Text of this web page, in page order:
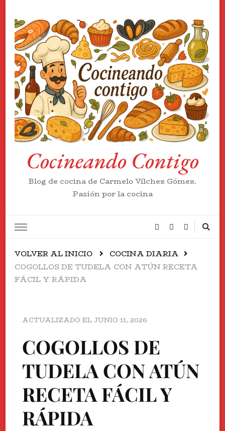
Cocineando Contigo
Blog de cocina de Carmelo Vílchez Gómez.
Pasión por la cocina
VOLVER AL INICIO
COCINA DIARIA
COGOLLOS DE TUDELA CON ATÚN RECETA
FÁCIL Y RÁPIDA
ACTUALIZADO EL JUNIO 11, 2026
COGOLLOS DE
TUDELA CON ATÚN
RECETA FÁCIL Y
RÁPIDA